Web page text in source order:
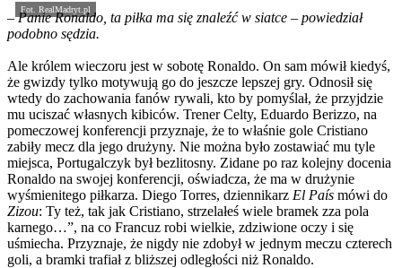
Fot. RealMadryt.pl
– Panie Ronaldo, ta piłka ma się znaleźć w siatce – powiedział
podobno sędzia.
Ale królem wieczoru jest w sobotę Ronaldo. On sam mówił kiedyś,
że gwizdy tylko motywują go do jeszcze lepszej gry. Odnosił się
wtedy do zachowania fanów rywali, kto by pomyślał, że przyjdzie
mu uciszać własnych kibiców. Trener Celty, Eduardo Berizzo, na
pomeczowej konferencji przyznaje, że to właśnie gole Cristiano
zabiły mecz dla jego drużyny. Nie można było zostawiać mu tyle
miejsca, Portugalczyk był bezlitosny. Zidane po raz kolejny docenia
Ronaldo na swojej konferencji, oświadcza, że ma w drużynie
wyśmienitego piłkarza. Diego Torres, dziennikarz El País mówi do
Zizou: Ty też, tak jak Cristiano, strzelałeś wiele bramek zza pola
karnego…”, na co Francuz robi wielkie, zdziwione oczy i się
uśmiecha. Przyznaje, że nigdy nie zdobył w jednym meczu czterech
goli, a bramki trafiał z bliższej odległości niż Ronaldo.